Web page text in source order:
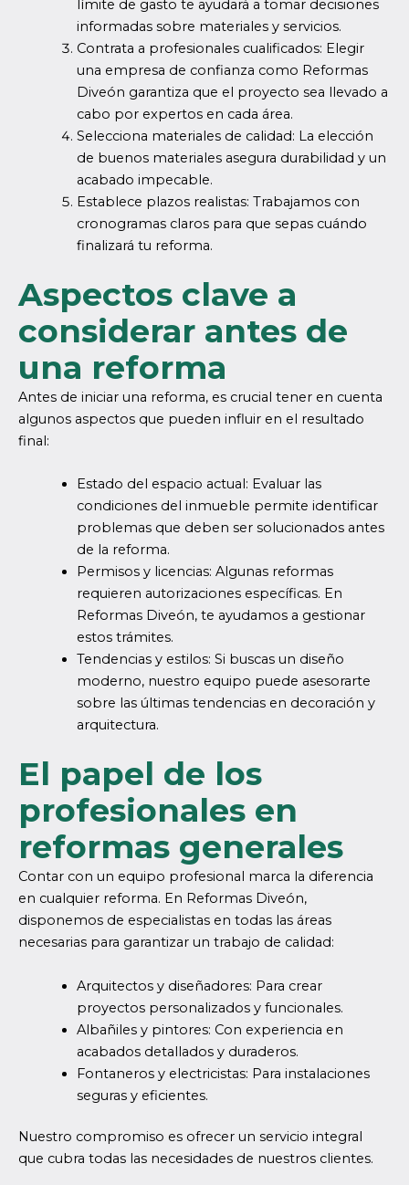
límite de gasto te ayudará a tomar decisiones
informadas sobre materiales y servicios.
Contrata a profesionales cualificados: Elegir
una empresa de confianza como Reformas
Diveón garantiza que el proyecto sea llevado a
cabo por expertos en cada área.
Selecciona materiales de calidad: La elección
de buenos materiales asegura durabilidad y un
acabado impecable.
Establece plazos realistas: Trabajamos con
cronogramas claros para que sepas cuándo
finalizará tu reforma.
Aspectos clave a
considerar antes de
una reforma
Antes de iniciar una reforma, es crucial tener en cuenta
algunos aspectos que pueden influir en el resultado
final:
Estado del espacio actual: Evaluar las
condiciones del inmueble permite identificar
problemas que deben ser solucionados antes
de la reforma.
Permisos y licencias: Algunas reformas
requieren autorizaciones específicas. En
Reformas Diveón, te ayudamos a gestionar
estos trámites.
Tendencias y estilos: Si buscas un diseño
moderno, nuestro equipo puede asesorarte
sobre las últimas tendencias en decoración y
arquitectura.
El papel de los
profesionales en
reformas generales
Contar con un equipo profesional marca la diferencia
en cualquier reforma. En Reformas Diveón,
disponemos de especialistas en todas las áreas
necesarias para garantizar un trabajo de calidad:
Arquitectos y diseñadores: Para crear
proyectos personalizados y funcionales.
Albañiles y pintores: Con experiencia en
acabados detallados y duraderos.
Fontaneros y electricistas: Para instalaciones
seguras y eficientes.
Nuestro compromiso es ofrecer un servicio integral
que cubra todas las necesidades de nuestros clientes.